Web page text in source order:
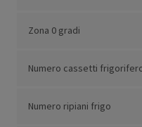
Zona 0 gradi
Numero cassetti
Numero ripiani frigo